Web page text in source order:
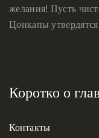
желания! Пусть
Цонкапы
Коротко о
Контакты